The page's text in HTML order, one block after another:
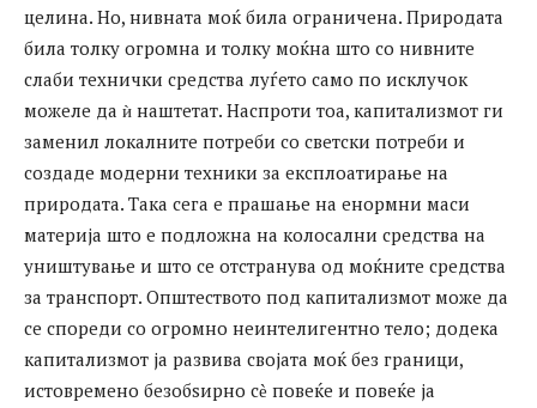
целина. Но, нивната моќ била ограничена. Природата
била толку огромна и толку моќна што со нивните
слаби технички средства луѓето само по исклучок
можеле да ѝ наштетат. Наспроти тоа, капитализмот ги
заменил локалните потреби со светски потреби и
создаде модерни техники за експлоатирање на
природата. Така сега е прашање на енормни маси
материја што е подложна на колосални средства на
уништување и што се отстранува од моќните средства
за транспорт. Општеството под капитализмот може да
се спореди со огромно неинтелигентно тело; додека
капитализмот ја развива својата моќ без граници,
истовремено безобѕирно сѐ повеќе и повеќе ја